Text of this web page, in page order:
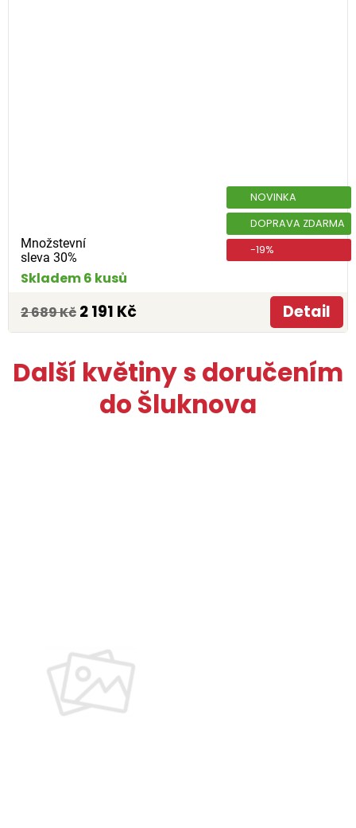
Množstevní
sleva 30%
NOVINKA
DOPRAVA ZDARMA
-19%
Skladem 6 kusů
2 689 Kč 2 191 Kč Detail
Další květiny s doručením
do Šluknova